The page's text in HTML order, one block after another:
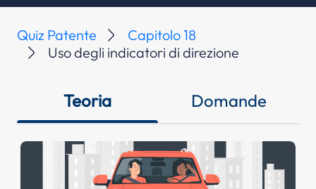
Quiz Patente
Capitolo 18
Uso degli indicatori di direzione
Teoria Domande